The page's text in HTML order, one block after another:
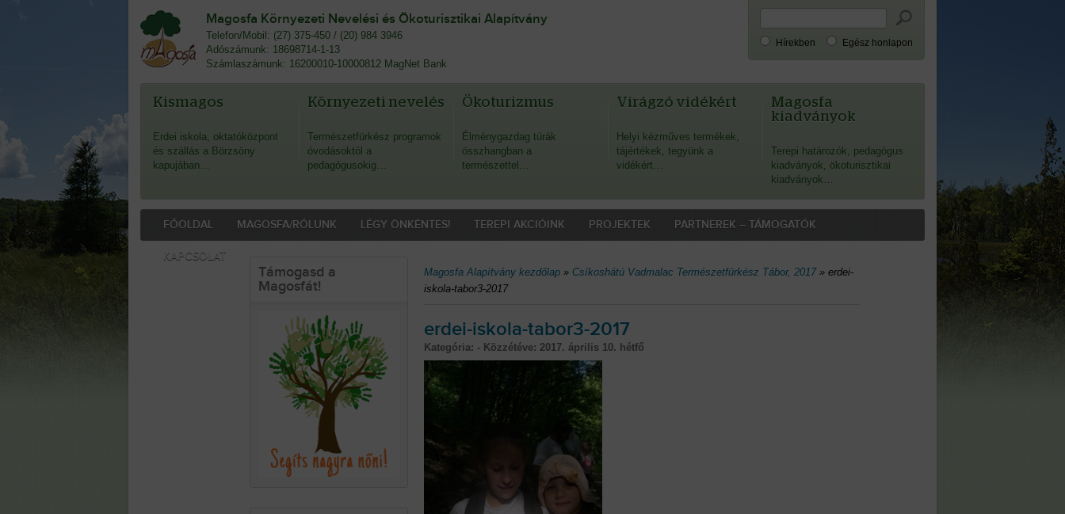
Magosfa Környezeti Nevelési és Ökoturisztikai Alapítvány
Telefon/Mobil: (27) 375-450 / (20) 984 3946
Adószámunk: 18698714-1-13
Számlaszámunk: 16200010-10000812 MagNet Bank
Hírekben Egész honlapon
Kismagos
Erdei iskola, oktatóközpont
és szállás a Börzsöny
kapujában…
Környezeti nevelés
Természetfürkész programok
óvodásoktól a
pedagógusokig…
Ökoturizmus
Élménygazdag túrák
összhangban a
természettel…
Virágzó vidékért
Helyi kézműves termékek,
tájértékek, tegyünk a
vidékért…
Magosfa
kiadványok
Terepi határozók, pedagógus
kiadványok, ökoturisztikai
kiadványok…
FŐOLDAL MAGOSFA/RÓLUNK LÉGY ÖNKÉNTES! TEREPI AKCIÓINK PROJEKTEK PARTNEREK – TÁMOGATÓK
KAPCSOLAT
Támogasd a
Magosfát!
Magosfa Alapítvány kezdőlap » Csíkoshátú Vadmalac Természetfürkész Tábor, 2017» erdei-
iskola-tabor3-2017
erdei-iskola-tabor3-2017
Kategória: - Közzétéve: 2017. április 10. hétfő